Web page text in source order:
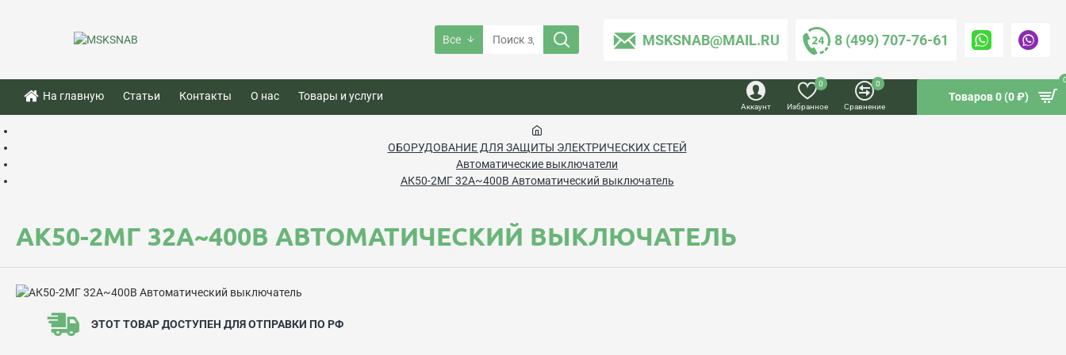
Все MSKSNAB@MAIL.RU 8 (499) 707-76-61
На главную Статьи Контакты О нас Товары и услуги
Аккаунт Избранное
0
Сравнение
0
Товаров 0 (0 ₽)
ОБОРУДОВАНИЕ ДЛЯ ЗАЩИТЫ ЭЛЕКТРИЧЕСКИХ СЕТЕЙ
Автоматические выключатели
АК50-2МГ 32А~400В Автоматический выключатель
АК50-2МГ 32А~400В АВТОМАТИЧЕСКИЙ ВЫКЛЮЧАТЕЛЬ
ЭТОТ ТОВАР ДОСТУПЕН ДЛЯ ОТПРАВКИ ПО РФ